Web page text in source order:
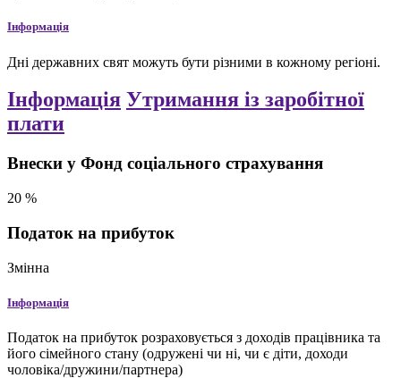
Інформація
Дні державних свят можуть бути різними в кожному регіоні.
Інформація Утримання із заробітної
плати
Внески у Фонд соціального страхування
20 %
Податок на прибуток
Змінна
Інформація
Податок на прибуток розраховується з доходів працівника та
його сімейного стану (одружені чи ні, чи є діти, доходи
чоловіка/дружини/партнера)